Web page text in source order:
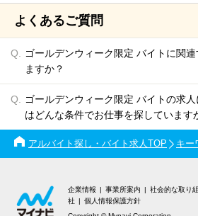
よくあるご質問
ゴールデンウィーク限定 バイトに関
ますか？
ゴールデンウィーク限定 バイトの求
はどんな条件でお仕事を探しています
アルバイト探し・バイト求人TOP キー
企業情報 事業所案内 社会的な取り
社
個人情報保護方針